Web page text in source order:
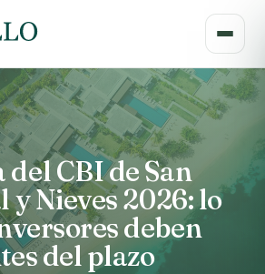
CBI de San
y Nieves 2026: lo
deben
del plazo